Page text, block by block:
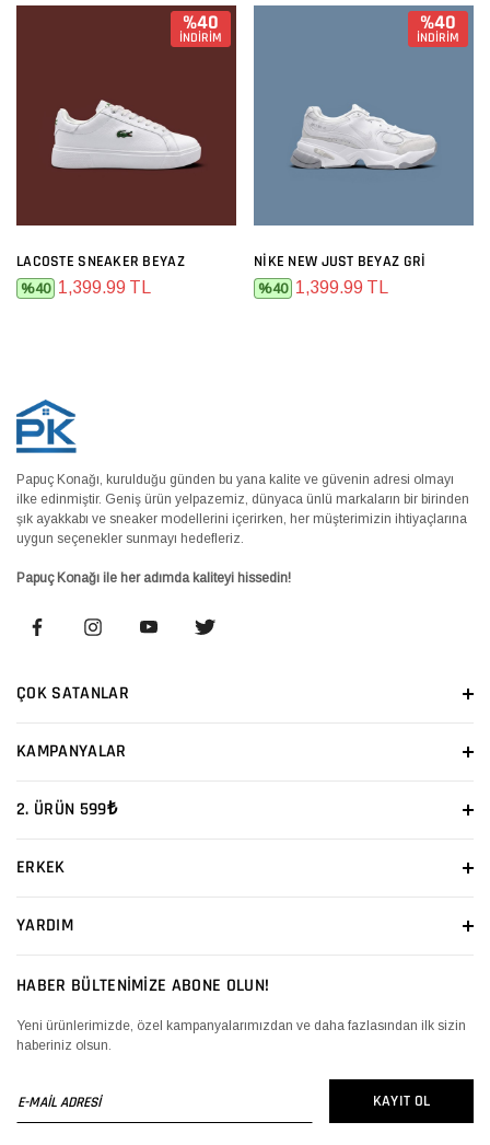
%40
İNDİRİM
LACOSTE SNEAKER BEYAZ
%40 1,399.99 TL
%40
İNDİRİM
NIKE NEW JUST BEYAZ GRI
%40 1,399.99 TL
Papuç Konağı, kurulduğu günden bu yana kalite ve güvenin adresi olmayı
ilke edinmiştir. Geniş ürün yelpazemiz, dünyaca ünlü markaların bir birinden
şık ayakkabı ve sneaker modellerini içerirken, her müşterimizin ihtiyaçlarına
uygun seçenekler sunmayı hedefleriz.
Papuç Konağı ile her adımda kaliteyi hissedin!
ÇOK SATANLAR
KAMPANYALAR
2. ÜRÜN 599₺
ERKEK
YARDIM
HABER BÜLTENİMİZE ABONE OLUN!
Yeni ürünlerimizde, özel kampanyalarımızdan ve daha fazlasından ilk sizin
haberiniz olsun.
MAİL
KAYIT OL